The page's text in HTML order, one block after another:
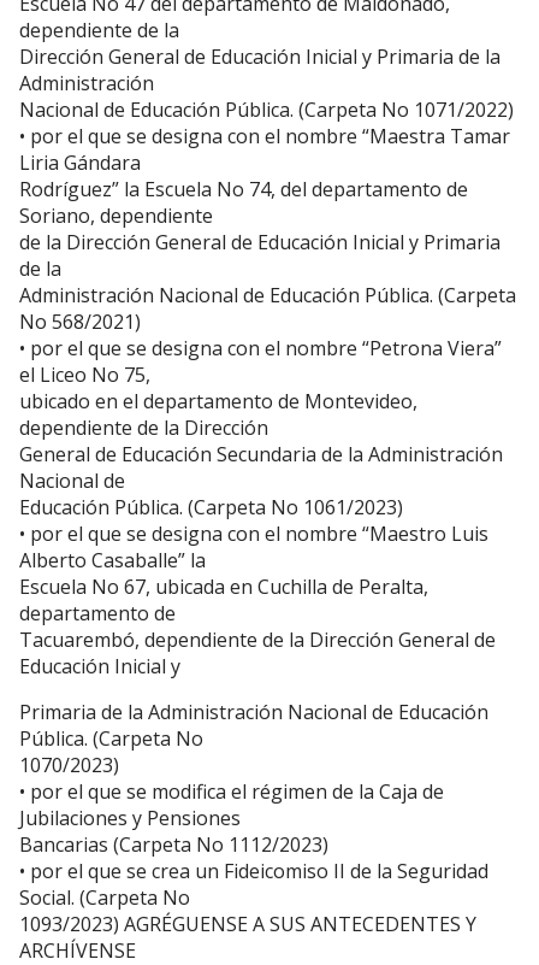
dependiente de la
Dirección General de Educación Inicial y Primaria de la
Administración
Nacional de Educación Pública. (Carpeta No 1071/2022)
• por el que se designa con el nombre “Maestra Tamar
Liria Gándara
Rodríguez” la Escuela No 74, del departamento de
Soriano, dependiente
de la Dirección General de Educación Inicial y Primaria
de la
Administración Nacional de Educación Pública. (Carpeta
No 568/2021)
• por el que se designa con el nombre “Petrona Viera”
el Liceo No 75,
ubicado en el departamento de Montevideo,
dependiente de la Dirección
General de Educación Secundaria de la Administración
Nacional de
Educación Pública. (Carpeta No 1061/2023)
• por el que se designa con el nombre “Maestro Luis
Alberto Casaballe” la
Escuela No 67, ubicada en Cuchilla de Peralta,
departamento de
Tacuarembó, dependiente de la Dirección General de
Educación Inicial y
Primaria de la Administración Nacional de Educación
Pública. (Carpeta No
1070/2023)
• por el que se modifica el régimen de la Caja de
Jubilaciones y Pensiones
Bancarias (Carpeta No 1112/2023)
• por el que se crea un Fideicomiso II de la Seguridad
Social. (Carpeta No
1093/2023) AGRÉGUENSE A SUS ANTECEDENTES Y
ARCHÍVENSE